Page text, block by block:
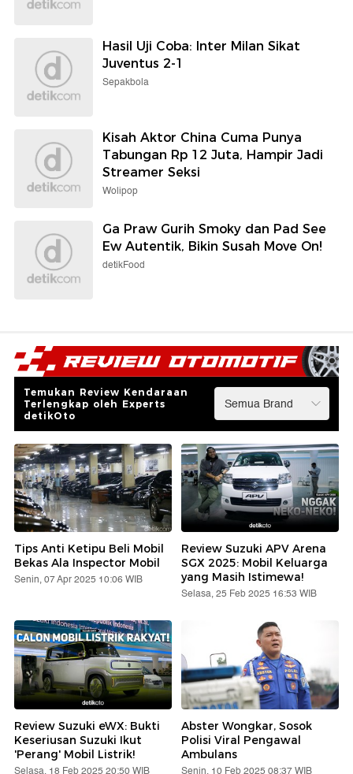
Hasil Uji Coba: Inter Milan Sikat
Juventus 2-1
Sepakbola
Kisah Aktor China Cuma Punya
Tabungan Rp 12 Juta, Hampir Jadi
Streamer Seksi
Wolipop
Ga Praw Gurih Smoky dan Pad See
Ew Autentik, Bikin Susah Move On!
detikFood
Temukan Review Kendaraan
Terlengkap oleh Experts
detikOto
Tips Anti Ketipu Beli Mobil
Bekas Ala Inspector Mobil
Senin, 07 Apr 2025 10:06 WIB
Review Suzuki APV Arena
SGX 2025: Mobil Keluarga
yang Masih Istimewa!
Selasa, 25 Feb 2025 16:53 WIB
Review Suzuki eWX: Bukti
Keseriusan Suzuki Ikut
'Perang' Mobil Listrik!
Selasa, 18 Feb 2025 20:50 WIB
Abster Wongkar, Sosok
Polisi Viral Pengawal
Ambulans
Senin, 10 Feb 2025 08:37 WIB